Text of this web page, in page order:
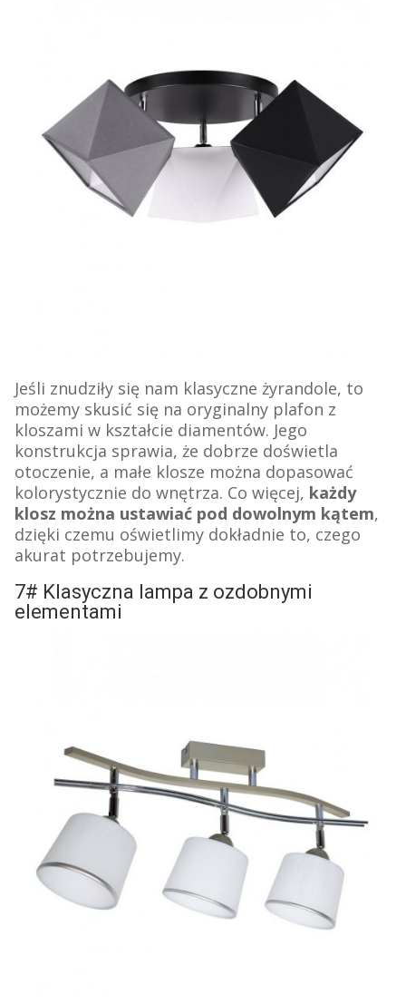
Jeśli znudziły się nam klasyczne żyrandole, to
możemy skusić się na oryginalny plafon z
kloszami w kształcie diamentów. Jego
konstrukcja sprawia, że dobrze doświetla
otoczenie, a małe klosze można dopasować
kolorystycznie do wnętrza. Co więcej, każdy
klosz można ustawiać pod dowolnym kątem,
dzięki czemu oświetlimy dokładnie to, czego
akurat potrzebujemy.
7# Klasyczna lampa z ozdobnymi
elementami